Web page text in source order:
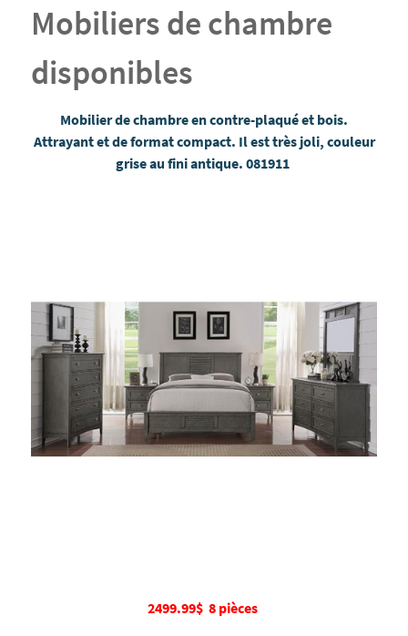
Mobiliers de chambre
disponibles
Mobilier de chambre en contre-plaqué et bois.
Attrayant et de format compact. Il est très joli, couleur
grise au fini antique. 081911
2499.99$ 8 pièces